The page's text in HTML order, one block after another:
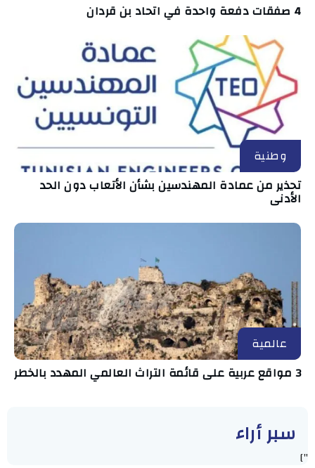
4 صفقات دفعة واحدة في اتحاد بن قردان
وطنية
تحذير من عمادة المهندسين بشأن الأتعاب دون الحد
الأدنى
عالمية
3 مواقع عربية على قائمة التراث العالمي المهدد بالخطر
سبر أراء
"]